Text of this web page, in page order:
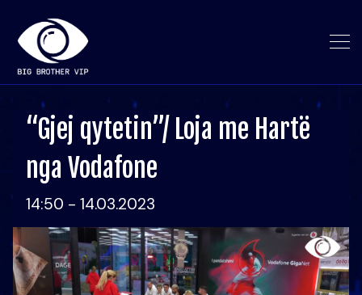
“Gjej qytetin”/ Loja me Hartë
nga Vodafone
14:50 - 14.03.2023